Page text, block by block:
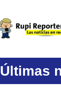
Últimas